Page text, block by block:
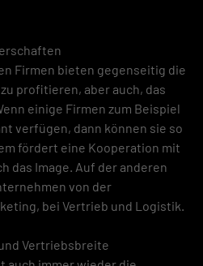
Firmen bieten gegenseitig die
profitieren, aber auch, das
einige Firmen zum Beispiel
verfügen, dann können sie so
fördert eine Kooperation mit
das Image. Auf der anderen
von der
bei Vertrieb und Logistik.
Vertriebsbreite